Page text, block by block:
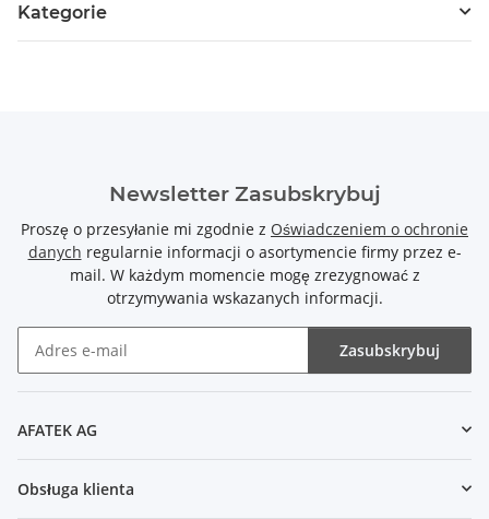
Kategorie
Newsletter Zasubskrybuj
Proszę o przesyłanie mi zgodnie z Oświadczeniem o ochronie
danych regularnie informacji o asortymencie firmy przez e-
mail. W każdym momencie mogę zrezygnować z
otrzymywania wskazanych informacji.
Zasubskrybuj
AFATEK AG
Obsługa klienta